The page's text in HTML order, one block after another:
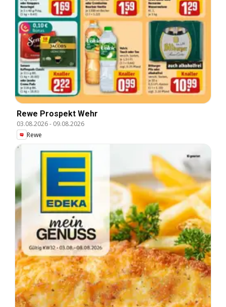
Rewe Prospekt Wehr
03.08.2026- 09.08.2026
Rewe